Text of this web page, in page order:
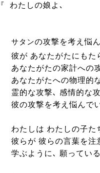
『 わたしの娘よ､
サタンの攻撃を考え悩
彼が あなたがたにもた
あなたがたの家計への
あなたがたへの物理的
霊的な攻撃､ 感情的な
彼の攻撃を考え悩んで
わたしは わたしの子た
彼らが 彼らの言葉を注
学ぶように､ 願っている